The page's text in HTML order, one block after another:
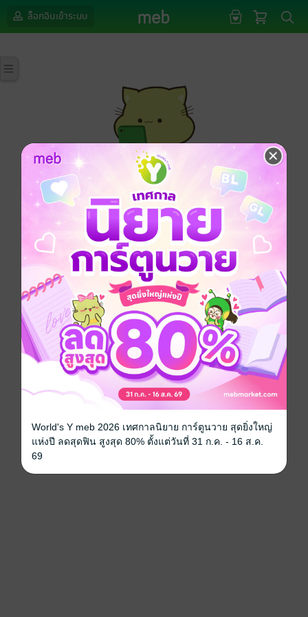
ล็อกอินเข้าระบบ
กรุณาเข้าสู่ระบบก่อนดำเนินรายการด้วยค่ะ
ล็อกอินเข้าระบบ
World's Y meb 2026 เทศกาลนิยาย การ์ตูนวาย สุดยิ่งใหญ่
แห่งปี ลดสุดฟิน สูงสุด 80% ตั้งแต่วันที่ 31 ก.ค. - 16 ส.ค.
69